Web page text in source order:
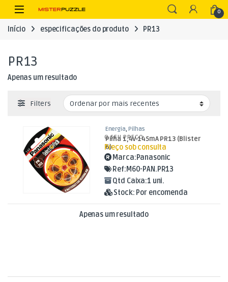
Skip to navigation
Skip to content
Open 0
Início especificações do produto PR13
PR13
Apenas um resultado
Filters
Energia, Pilhas
Pilha 1,4V 145mA PR13 (Blister
6)
O SEU PREÇO
Preço sob consulta
Marca:Panasonic
Ref:M60-PAN.PR13
Qtd Caixa:1 uni.
Stock: Por encomenda
Apenas um resultado